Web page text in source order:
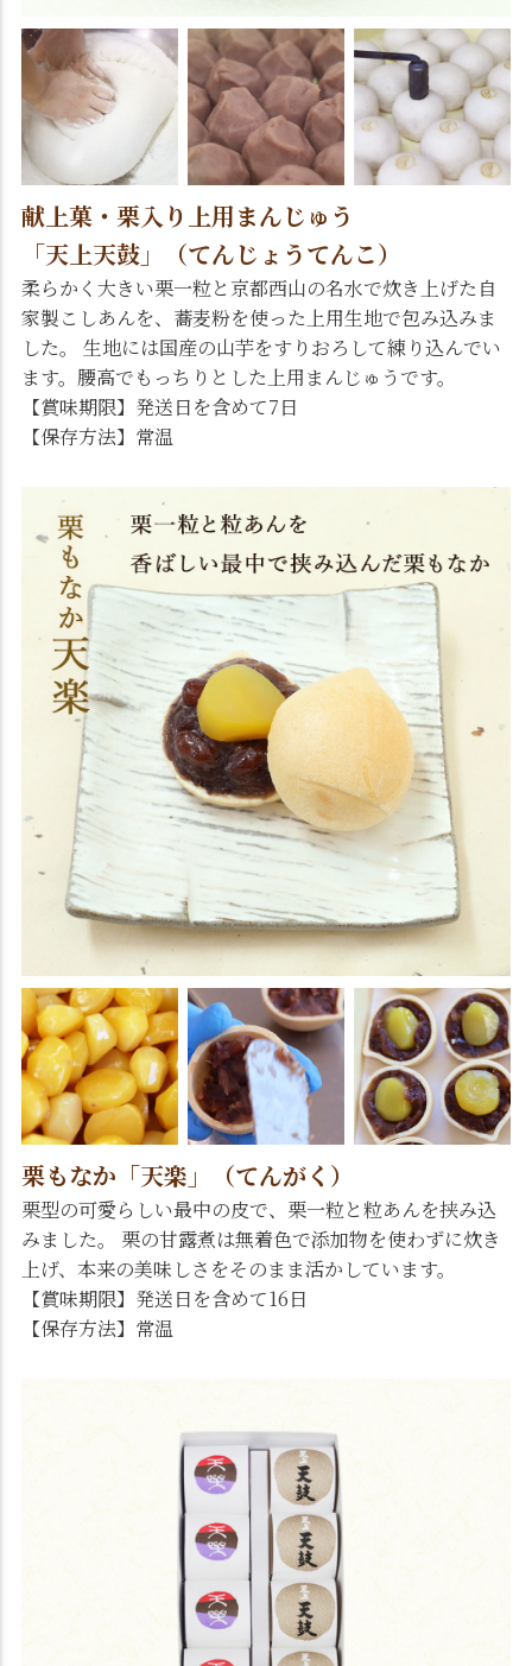
献上菓・栗入り上用まんじゅう
「天上天鼓」（てんじょうてんこ）
柔らかく大きい栗一粒と京都西山の名水で炊き上げた自
家製こしあんを、蕎麦粉を使った上用生地で包み込みま
した。 生地には国産の山芋をすりおろして練り込んでい
ます。腰高でもっちりとした上用まんじゅうです。
【賞味期限】発送日を含めて7日
【保存方法】常温
栗もなか「天楽」（てんがく）
栗型の可愛らしい最中の皮で、栗一粒と粒あんを挟み込
みました。 栗の甘露煮は無着色で添加物を使わずに炊き
上げ、本来の美味しさをそのまま活かしています。
【賞味期限】発送日を含めて16日
【保存方法】常温